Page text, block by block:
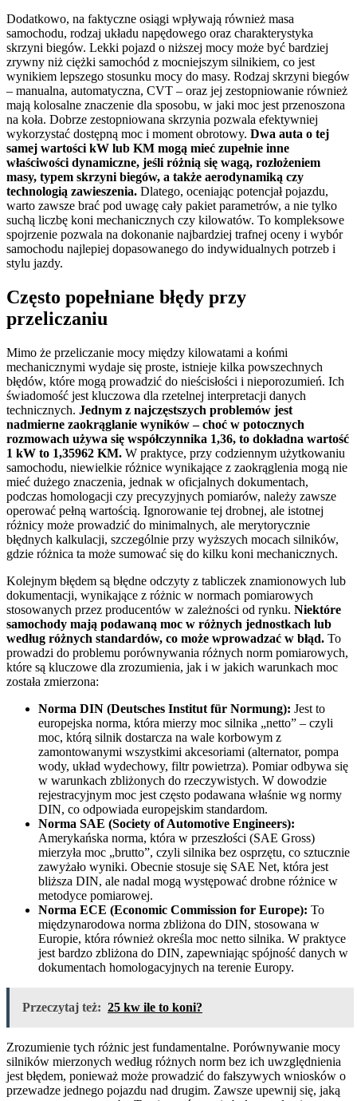
Dodatkowo, na faktyczne osiągi wpływają również masa
samochodu, rodzaj układu napędowego oraz charakterystyka
skrzyni biegów. Lekki pojazd o niższej mocy może być bardziej
zrywny niż ciężki samochód z mocniejszym silnikiem, co jest
wynikiem lepszego stosunku mocy do masy. Rodzaj skrzyni biegów
– manualna, automatyczna, CVT – oraz jej zestopniowanie również
mają kolosalne znaczenie dla sposobu, w jaki moc jest przenoszona
na koła. Dobrze zestopniowana skrzynia pozwala efektywniej
wykorzystać dostępną moc i moment obrotowy. Dwa auta o tej
samej wartości kW lub KM mogą mieć zupełnie inne
właściwości dynamiczne, jeśli różnią się wagą, rozłożeniem
masy, typem skrzyni biegów, a także aerodynamiką czy
technologią zawieszenia. Dlatego, oceniając potencjał pojazdu,
warto zawsze brać pod uwagę cały pakiet parametrów, a nie tylko
suchą liczbę koni mechanicznych czy kilowatów. To kompleksowe
spojrzenie pozwala na dokonanie najbardziej trafnej oceny i wybór
samochodu najlepiej dopasowanego do indywidualnych potrzeb i
stylu jazdy.
Często popełniane błędy przy
przeliczaniu
Mimo że przeliczanie mocy między kilowatami a końmi
mechanicznymi wydaje się proste, istnieje kilka powszechnych
błędów, które mogą prowadzić do nieścisłości i nieporozumień. Ich
świadomość jest kluczowa dla rzetelnej interpretacji danych
technicznych. Jednym z najczęstszych problemów jest
nadmierne zaokrąglanie wyników – choć w potocznych
rozmowach używa się współczynnika 1,36, to dokładna wartość
1 kW to 1,35962 KM. W praktyce, przy codziennym użytkowaniu
samochodu, niewielkie różnice wynikające z zaokrąglenia mogą nie
mieć dużego znaczenia, jednak w oficjalnych dokumentach,
podczas homologacji czy precyzyjnych pomiarów, należy zawsze
operować pełną wartością. Ignorowanie tej drobnej, ale istotnej
różnicy może prowadzić do minimalnych, ale merytorycznie
błędnych kalkulacji, szczególnie przy wyższych mocach silników,
gdzie różnica ta może sumować się do kilku koni mechanicznych.
Kolejnym błędem są błędne odczyty z tabliczek znamionowych lub
dokumentacji, wynikające z różnic w normach pomiarowych
stosowanych przez producentów w zależności od rynku. Niektóre
samochody mają podawaną moc w różnych jednostkach lub
według różnych standardów, co może wprowadzać w błąd. To
prowadzi do problemu porównywania różnych norm pomiarowych,
które są kluczowe dla zrozumienia, jak i w jakich warunkach moc
została zmierzona:
Norma DIN (Deutsches Institut für Normung): Jest to
europejska norma, która mierzy moc silnika „netto” – czyli
moc, którą silnik dostarcza na wale korbowym z
zamontowanymi wszystkimi akcesoriami (alternator, pompa
wody, układ wydechowy, filtr powietrza). Pomiar odbywa się
w warunkach zbliżonych do rzeczywistych. W dowodzie
rejestracyjnym moc jest często podawana właśnie wg normy
DIN, co odpowiada europejskim standardom.
Norma SAE (Society of Automotive Engineers):
Amerykańska norma, która w przeszłości (SAE Gross)
mierzyła moc „brutto”, czyli silnika bez osprzętu, co sztucznie
zawyżało wyniki. Obecnie stosuje się SAE Net, która jest
bliższa DIN, ale nadal mogą występować drobne różnice w
metodyce pomiarowej.
Norma ECE (Economic Commission for Europe): To
międzynarodowa norma zbliżona do DIN, stosowana w
Europie, która również określa moc netto silnika. W praktyce
jest bardzo zbliżona do DIN, zapewniając spójność danych w
dokumentach homologacyjnych na terenie Europy.
Przeczytaj też: 25 kw ile to koni?
Zrozumienie tych różnic jest fundamentalne. Porównywanie mocy
silników mierzonych według różnych norm bez ich uwzględnienia
jest błędem, ponieważ może prowadzić do fałszywych wniosków o
przewadze jednego pojazdu nad drugim. Zawsze upewnij się, jaką